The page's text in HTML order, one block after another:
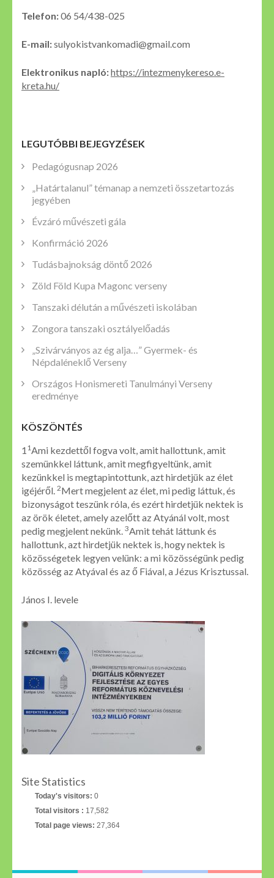
Telefon:06 54/438-025
E-mail:sulyokistvankomadi@gmail.com
Elektronikus napló:https://intezmenykereso.e-
kreta.hu/
LEGUTÓBBI BEJEGYZÉSEK
Pedagógusnap 2026
„Határtalanul” témanap a nemzeti összetartozás
jegyében
Évzáró művészeti gála
Konfirmáció 2026
Tudásbajnokság döntő 2026
Zöld Föld Kupa Magonc verseny
Tanszaki délután a művészeti iskolában
Zongora tanszaki osztályelőadás
„Szivárványos az ég alja…” Gyermek- és
Népdaléneklő Verseny
Országos Honismereti Tanulmányi Verseny
eredménye
KÖSZÖNTÉS
1 1Ami kezdettől fogva volt, amit hallottunk, amit
szemünkkel láttunk, amit megfigyeltünk, amit
kezünkkel is megtapintottunk, azt hirdetjük az élet
igéjéről. 2Mert megjelent az élet, mi pedig láttuk, és
bizonyságot teszünk róla, és ezért hirdetjük nektek is
az örök életet, amely azelőtt az Atyánál volt, most
pedig megjelent nekünk. 3Amit tehát láttunk és
hallottunk, azt hirdetjük nektek is, hogy nektek is
közösségetek legyen velünk: a mi közösségünk pedig
közösség az Atyával és az ő Fiával, a Jézus Krisztussal.
János I. levele
Site Statistics
Today's visitors: 0
Total visitors : 17,582
Total page views: 27,364